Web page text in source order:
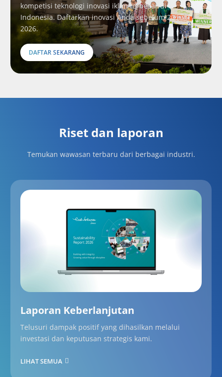
kompetisi teknologi inovasi iklim terbesar di
Indonesia. Daftarkan inovasi Anda sebelum 20 Juni
2026.
DAFTAR SEKARANG
Riset dan laporan
Temukan wawasan terbaru dari berbagai industri.
Laporan Keberlanjutan
Telusuri dampak positif yang dihasilkan melalui
investasi dan keputusan strategis kami.
LIHAT SEMUA